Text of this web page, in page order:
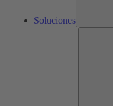
Soluciones